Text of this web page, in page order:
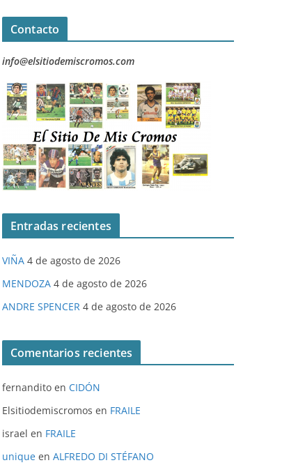
Contacto
info@elsitiodemiscromos.com
Entradas recientes
VIÑA 4 de agosto de 2026
MENDOZA 4 de agosto de 2026
ANDRE SPENCER 4 de agosto de 2026
Comentarios recientes
fernandito en CIDÓN
Elsitiodemiscromos en FRAILE
israel en FRAILE
unique en ALFREDO DI STÉFANO